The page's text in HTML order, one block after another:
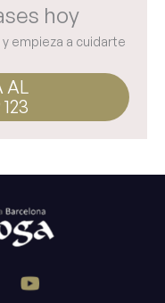
hoy
empieza a cuidarte
AL